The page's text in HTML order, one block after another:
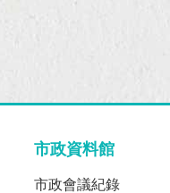
市政資料館
市政會議紀錄